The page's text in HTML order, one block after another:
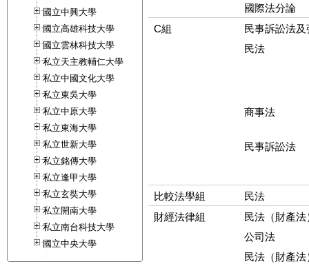
國立中興大學
國立高雄科技大學
國立雲林科技大學
私立天主教輔仁大學
私立中國文化大學
私立東吳大學
私立中原大學
私立東海大學
私立世新大學
私立銘傳大學
私立逢甲大學
私立玄奘大學
私立開南大學
私立南台科技大學
國立中央大學
國際法分論
C組
民事訴訟法
民法
商事法
民事訴訟法
比較法學組
民法
財經法律組
民法（財產
公司法
民法（財產法